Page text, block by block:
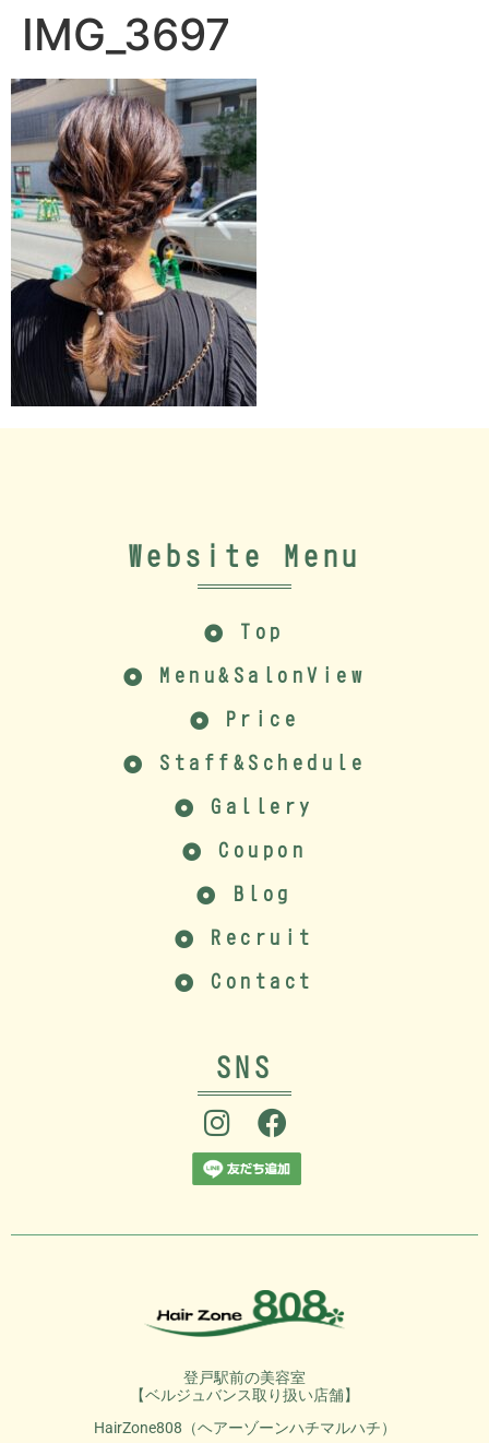
IMG_3697
Website Menu
Top
Menu&SalonView
Price
Staff&Schedule
Gallery
Coupon
Blog
Recruit
Contact
SNS
登戸駅前の美容室
【ベルジュバンス取り扱い店舗】
HairZone808（ヘアーゾーンハチマルハチ）